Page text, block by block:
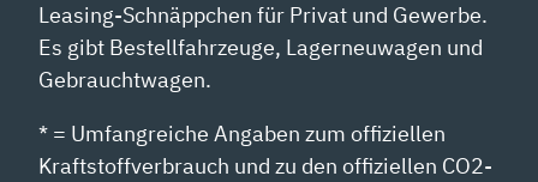
Leasing-Schnäppchen für Privat und Gewerbe.
Es gibt Bestellfahrzeuge, Lagerneuwagen und
Gebrauchtwagen.
* = Umfangreiche Angaben zum offiziellen
Kraftstoffverbrauch und zu den offiziellen CO2-